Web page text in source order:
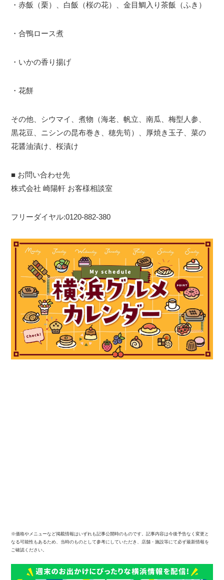
・赤飯（栗）、白飯（桜の花）、金目鯛入り茶飯（ふき）
・合鴨ロース煮
・いかの香り揚げ
・花餅
その他、シウマイ、煮物（海老、帆立、南瓜、梅型人参、
黒花豆、ニシンの昆布巻き、穂先筍）、厚焼き玉子、菜の
花醤油漬け、桜漬け
■ お問い合わせ先
株式会社 崎陽軒 お客様相談室
フリーダイヤル:0120-882-380
※価格やメニューなど掲載情報はいずれも記事公開時のものです。記事内容は今後予告なく変更と
なる可能性もあるため、当時のものとして参考にしていただき、店舗・施設等にて必ず最新情報を
ご確認ください。